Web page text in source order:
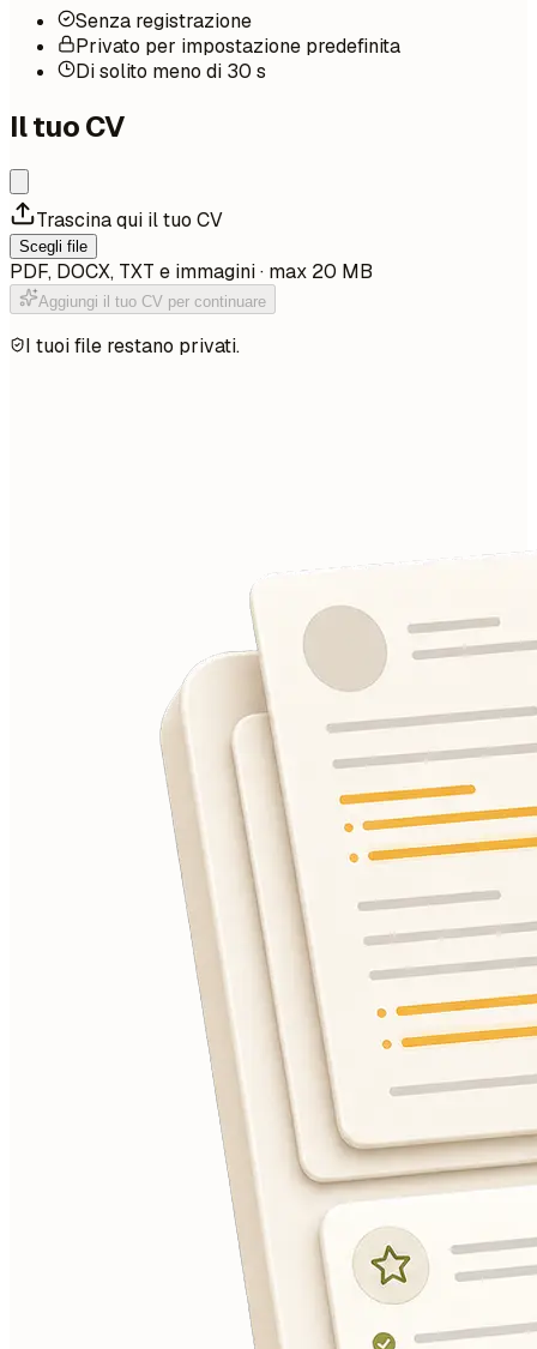
Senza registrazione
Privato per impostazione predefinita
Di solito meno di 30 s
Il tuo CV
Trascina qui il tuo CV
Scegli file
PDF, DOCX, TXT e immagini · max 20 MB
Aggiungi il tuo CV per continuare
I tuoi file restano privati.